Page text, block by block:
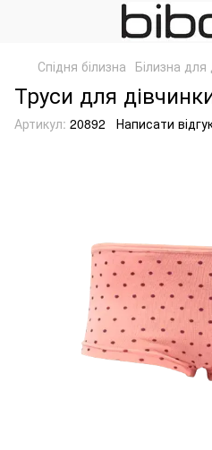
Спідня білизна Білизна для
Труси для
Артикул: 20892 Написати